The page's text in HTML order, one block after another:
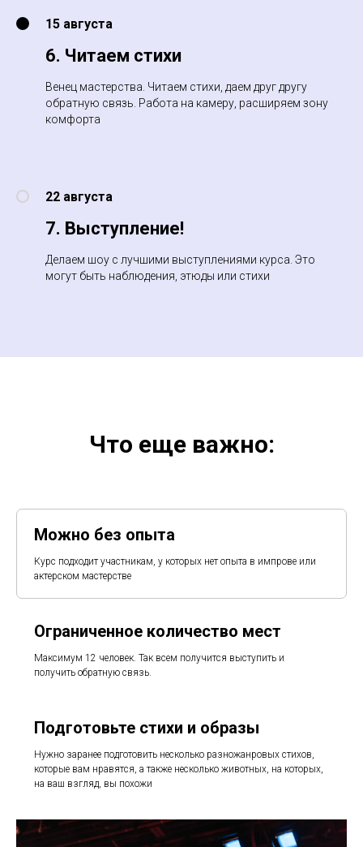
15 августа
6. Читаем стихи
Венец мастерства. Читаем стихи, даем друг другу
обратную связь. Работа на камеру, расширяем зону
комфорта
22 августа
7. Выступление!
Делаем шоу с лучшими выступлениями курса. Это
могут быть наблюдения, этюды или стихи
Что еще важно:
Можно без опыта
Курс подходит участникам, у которых нет опыта в импрове или
актерском мастерстве
Ограниченное количество мест
Максимум 12 человек. Так всем получится выступить и
получить обратную связь.
Подготовьте стихи и образы
Нужно заранее подготовить несколько разножанровых стихов,
которые вам нравятся, а также несколько животных, на которых,
на ваш взгляд, вы похожи